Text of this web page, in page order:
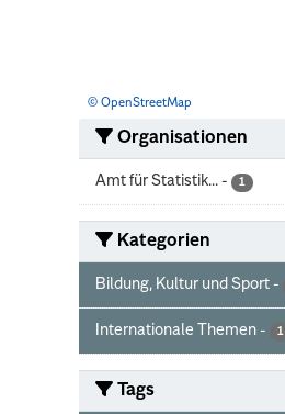
© OpenStreetMap
Organisationen
Amt für Statistik... - 1
Kategorien
Bildung, Kultur und Sport -
Internationale Themen - 1
Tags